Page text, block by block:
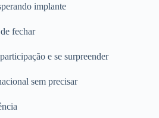
implante
fechar
e se surpreender
sem precisar